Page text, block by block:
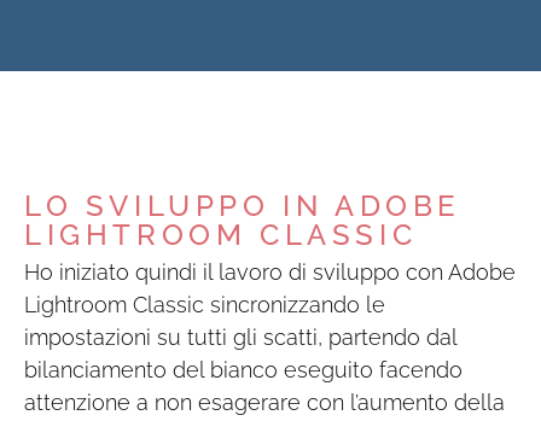
LO SVILUPPO IN ADOBE
LIGHTROOM CLASSIC
Ho iniziato quindi il lavoro di sviluppo con Adobe
Lightroom Classic sincronizzando le
impostazioni su tutti gli scatti, partendo dal
bilanciamento del bianco eseguito facendo
attenzione a non esagerare con l’aumento della